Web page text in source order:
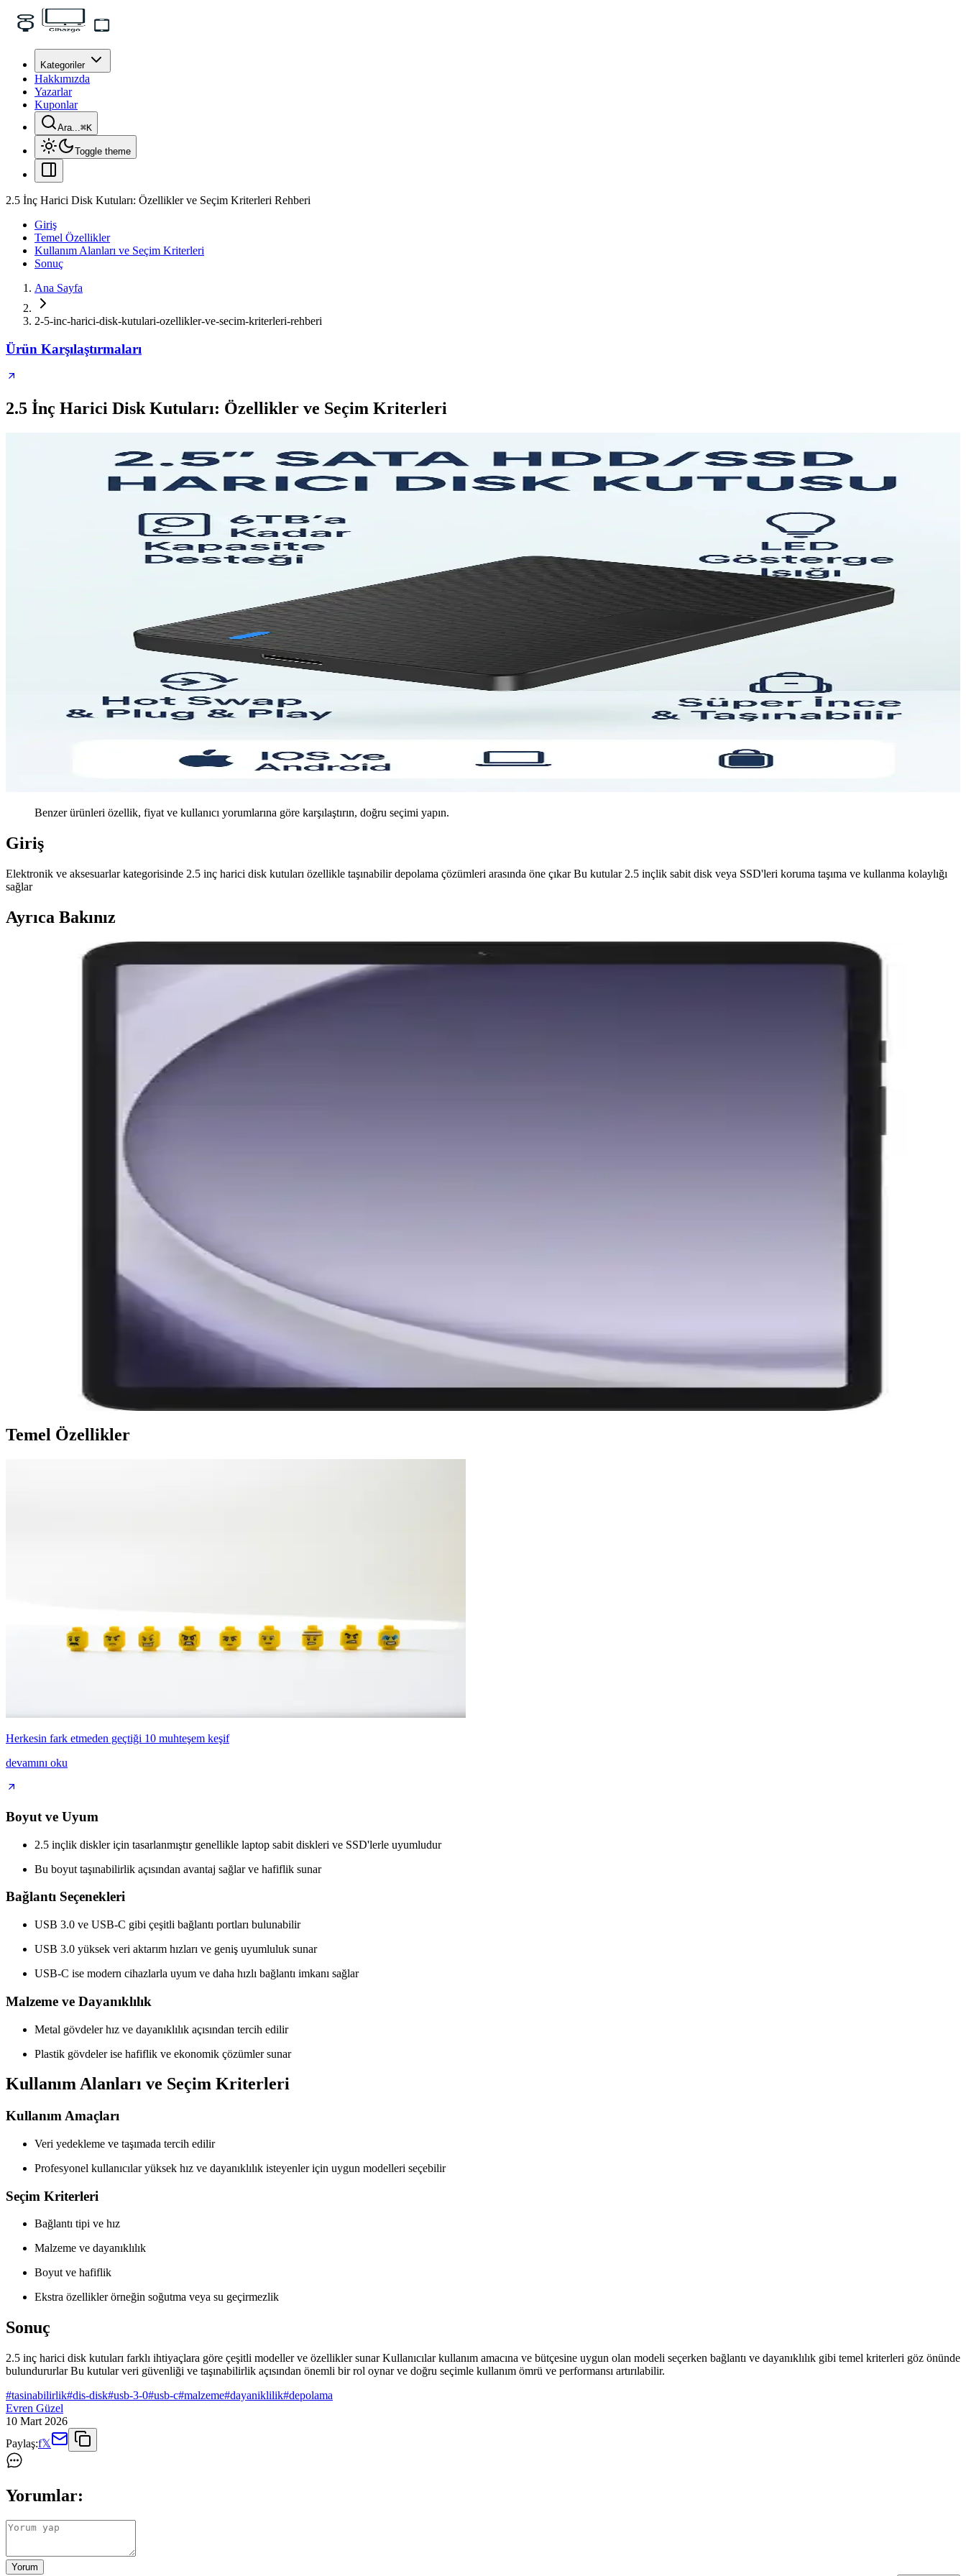
Kategoriler
Hakkımızda
Yazarlar
Kuponlar
Ara...⌘K
Toggle theme
2.5 İnç Harici Disk Kutuları: Özellikler ve Seçim Kriterleri Rehberi
Giriş
Temel Özellikler
Kullanım Alanları ve Seçim Kriterleri
Sonuç
Ana Sayfa
2-5-inc-harici-disk-kutulari-ozellikler-ve-secim-kriterleri-rehberi
Ürün Karşılaştırmaları
2.5 İnç Harici Disk Kutuları: Özellikler ve Seçim Kriterleri
Benzer ürünleri özellik, fiyat ve kullanıcı yorumlarına göre karşılaştırın, doğru seçimi yapın.
Giriş
Elektronik ve aksesuarlar kategorisinde 2.5 inç harici disk kutuları özellikle taşınabilir depolama çözümleri arasında öne çıkar Bu kutular 2.5 inçlik sabit disk veya SSD'leri koruma taşıma ve kullanma kolaylığı
sağlar
Ayrıca Bakınız
Şık Tasarımlı Termal Çantalar: Estetik ve Fonksiyonellik Bir Arada
Günümüzde şık tasarımlı termal çantalar, estetik ve fonksiyonelliği bir araya getirerek gıda güvenliği ve taşınabilirlik sunuyor, günlük yaşamda pratik kullanım avantajı sağlıyor.
Oyun Dizüstü Bilgisayarı Seçimi: Bütçe ve Performansa Göre Modeller ve Öneriler
Oyun dizüstü bilgisayarı seçimi, bütçe ve performans beklentilerine göre değişir. Acer, ASUS, Lenovo gibi markaların farklı segmentlerdeki modelleri ve teknik özellikleri detaylıca inceleniyor.
Elektronik ve Giyilebilir Teknolojilerde Sıklık ile Fonksiyonellik Trendleri ve Gelişmeleri
Elektronik ve giyilebilir cihazlar, kullanım kolaylığı ve fonksiyonellikleriyle öne çıkıyor. Teknolojik gelişmeler, bu cihazların verimliliğini ve erişilebilirliğini artırıyor, yaşam kalitesini yükseltiyor.
Elektronik ve Gadget Aksesuarları İçin El ve Omuz Çantalarının Temel Özellikleri ve Kullanım Alanları
Elektronik ve gadget ürünleriyle uyumlu, hafif, ergonomik ve dayanıklı el ile omuz çantalarının özellikleri ve kullanım alanları detaylı şekilde anlatılıyor.
Galaxy Tablet A9: Güçlü Performans ve Şık Tasarım ile Elektronik Dünyasında Yeni Bir Adım
Galaxy Tablet A9, geniş ekran, güçlü işlemci ve uzun pil ömrüyle öne çıkan, modern tasarıma sahip, 5G ve yapay zeka destekli gelişmiş özellikler sunan yeni nesil tablet.
Basit ve Modüler Ayarlanabilir Seyahat Güç Kaynağı Tasarımı ve Uygulamaları
Modüler bileşenlerle oluşturulan ayarlanabilir seyahat güç kaynağı, farklı voltaj ve akım değerlerinde cihaz beslemesi sağlar. Tasarım, taşınabilirlik ve güvenlik özellikleriyle elektronik projelerde kullanıma
MSI CYBORG 15 A13VE-897XTR: Yüksek Performanslı Fütüristik Oyun ve İş Dizüstü Bilgisayarı
MSI CYBORG 15 A13VE-897XTR, güçlü işlemci, üstün grafik ve modern tasarımıyla öne çıkan taşınabilir bir oyun ve iş bilgisayarıdır.
Samsung Galaxy Tab A9 ve Xiaomi Redmi Pad 2 Karşılaştırması: Özellikler ve Performans Analizi
Samsung Galaxy Tab A9 ve Xiaomi Redmi Pad 2'nin özellikleri, performansları ve kullanıcı yorumlarıyla detaylı karşılaştırması, ihtiyaçlara en uygun tableti seçmenize yardımcı olur.
Temel Özellikler
Herkesin fark etmeden geçtiği 10 muhteşem keşif
devamını oku
Boyut ve Uyum
2.5 inçlik diskler için tasarlanmıştır genellikle laptop sabit diskleri ve SSD'lerle uyumludur
Bu boyut taşınabilirlik açısından avantaj sağlar ve hafiflik sunar
Bağlantı Seçenekleri
USB 3.0 ve USB-C gibi çeşitli bağlantı portları bulunabilir
USB 3.0 yüksek veri aktarım hızları ve geniş uyumluluk sunar
USB-C ise modern cihazlarla uyum ve daha hızlı bağlantı imkanı sağlar
Malzeme ve Dayanıklılık
Metal gövdeler hız ve dayanıklılık açısından tercih edilir
Plastik gövdeler ise hafiflik ve ekonomik çözümler sunar
Kullanım Alanları ve Seçim Kriterleri
Kullanım Amaçları
Veri yedekleme ve taşımada tercih edilir
Profesyonel kullanıcılar yüksek hız ve dayanıklılık isteyenler için uygun modelleri seçebilir
Seçim Kriterleri
Bağlantı tipi ve hız
Malzeme ve dayanıklılık
Boyut ve hafiflik
Ekstra özellikler örneğin soğutma veya su geçirmezlik
Sonuç
2.5 inç harici disk kutuları farklı ihtiyaçlara göre çeşitli modeller ve özellikler sunar Kullanıcılar kullanım amacına ve bütçesine uygun olan modeli seçerken bağlantı ve dayanıklılık gibi temel kriterleri göz önünde
bulundururlar Bu kutular veri güvenliği ve taşınabilirlik açısından önemli bir rol oynar ve doğru seçimle kullanım ömrü ve performansı artırılabilir.
#tasinabilirlik#dis-disk#usb-3-0#usb-c#malzeme#dayaniklilik#depolama
Evren Güzel
10 Mart 2026
Paylaş:f𝕏
Yorumlar:
Yorum